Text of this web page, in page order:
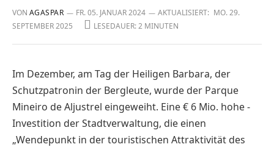
VON AGASPAR FR. 05. JANUAR 2024 AKTUALISIERT: MO. 29.
SEPTEMBER 2025
LESEDAUER: 2 MINUTEN
Im Dezember, am Tag der Heiligen Barbara, der
Schutzpatronin der ­Bergleute, wurde der Parque
Mineiro de ­Aljustrel eingeweiht. Eine € 6 Mio. hohe ­
Investition der Stadtverwaltung, die einen
„Wendepunkt in der tou­ristischen ­Attraktivität des